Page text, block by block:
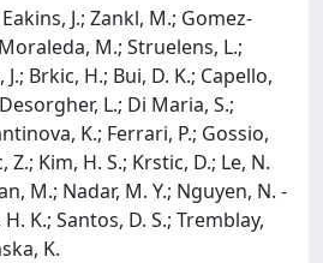
J.; Zankl, M.; Gomez-
Moraleda, M.; Struelens, L.;
Brkic, H.; Bui, D. K.; Capello,
L.; Di Maria, S.;
K.; Ferrari, P.; Gossio,
Z.; Kim, H. S.; Krstic, D.; Le, N.
M.; Nadar, M. Y.; Nguyen, N. -
K.; Santos, D. S.; Tremblay,
K.